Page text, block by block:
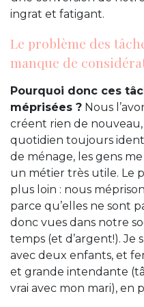
ingrat et fatigant.
Le problème des
manque de
Pourquoi donc ces
méprisées ? Nous
créent rien de nouveau,
quotidien toujours
de ménage, les gens
un métier très utile. Le
plus loin : nous
parce qu’elles ne sont
donc vues dans notre
temps (et d’argent!). Je
avec deux enfants, et
et grande intendante
vrai avec mon mari), en